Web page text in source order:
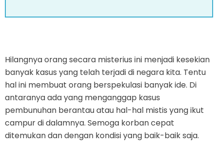
Hilangnya orang secara misterius ini menjadi kesekian
banyak kasus yang telah terjadi di negara kita. Tentu
hal ini membuat orang berspekulasi banyak ide. Di
antaranya ada yang menganggap kasus
pembunuhan berantau atau hal-hal mistis yang ikut
campur di dalamnya. Semoga korban cepat
ditemukan dan dengan kondisi yang baik-baik saja.